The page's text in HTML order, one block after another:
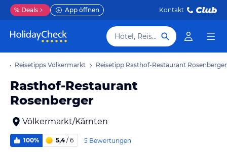
% Deals App öffnen Kontakt
Hotel, Reiseziel
Reisetipps Völkermarkt Reisetipp Rasthof-Restaurant Rosenberger
Rasthof-Restaurant
Rosenberger
Völkermarkt/Kärnten
100% 5,4/ 6 5 Bewertungen